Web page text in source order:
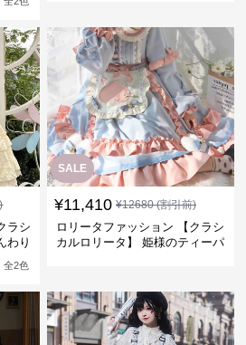
ラシ
わり
全2色
SALE
¥11,410 ¥12680(割引前)
ロリータファッション 【クラシ
カルロリータ】 姫様のティーパ